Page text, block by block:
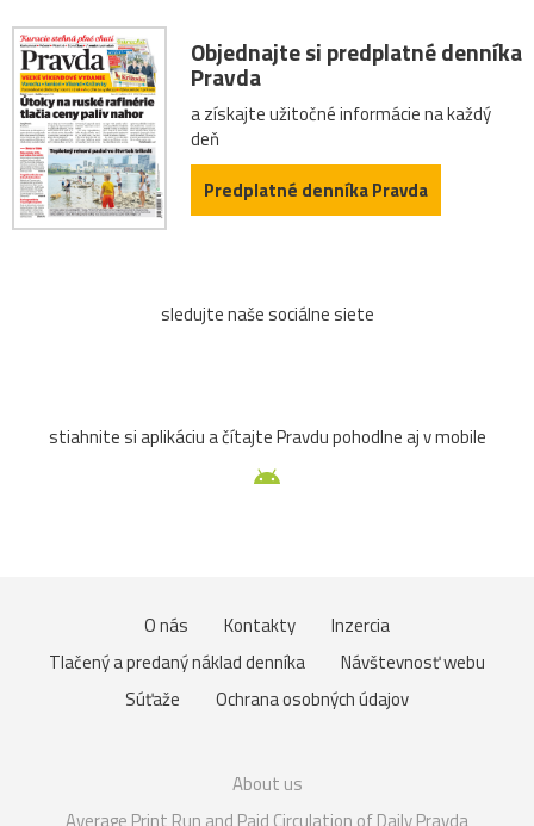
Objednajte si predplatné denníka
Pravda
a získajte užitočné informácie na každý
deň
Predplatné denníka Pravda
sledujte naše sociálne siete
stiahnite si aplikáciu a čítajte Pravdu pohodlne aj v mobile
O nás Kontakty
Inzercia
Tlačený a predaný náklad denníka
Návštevnosť webu
Súťaže
Ochrana osobných údajov
About us
Average Print Run and Paid Circulation of Daily Pravda